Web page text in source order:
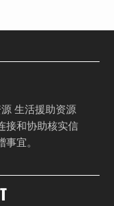
生活援助资源
接和协助核实信
宜。